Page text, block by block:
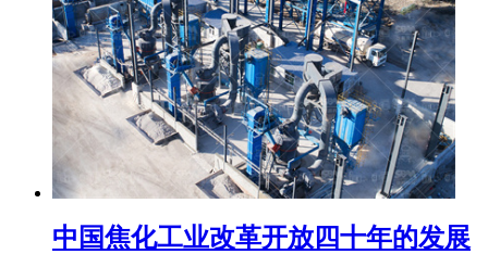
中国焦化工业改革开放四十年的发展